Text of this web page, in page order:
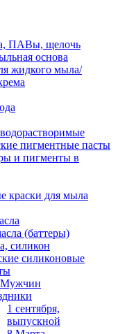
ПАВы, щелочь
основа
жидкого мыла/
пигментные пасты
и пигменты в
краски для мыла
(баттеры)
силикон
силиконовые
1 сентября,
выпускной